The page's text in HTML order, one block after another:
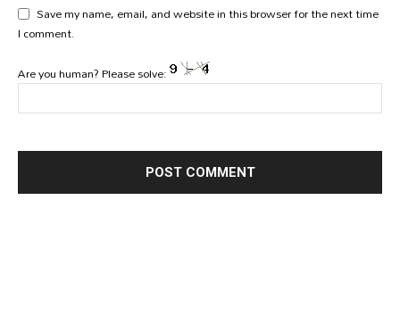
Save my name, email, and website in this browser for the next time
I comment.
Are you human? Please solve: